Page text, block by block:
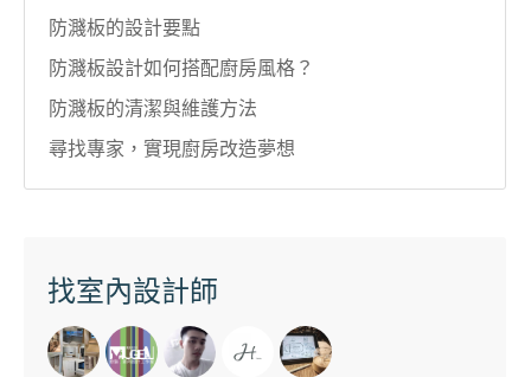
防濺板的設計要點
防濺板設計如何搭配廚房風格？
防濺板的清潔與維護方法
尋找專家，實現廚房改造夢想
找室內設計師